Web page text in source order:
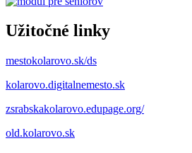
Užitočné linky
mestokolarovo.sk/ds
kolarovo.digitalnemesto.sk
zsrabskakolarovo.edupage.org/
old.kolarovo.sk